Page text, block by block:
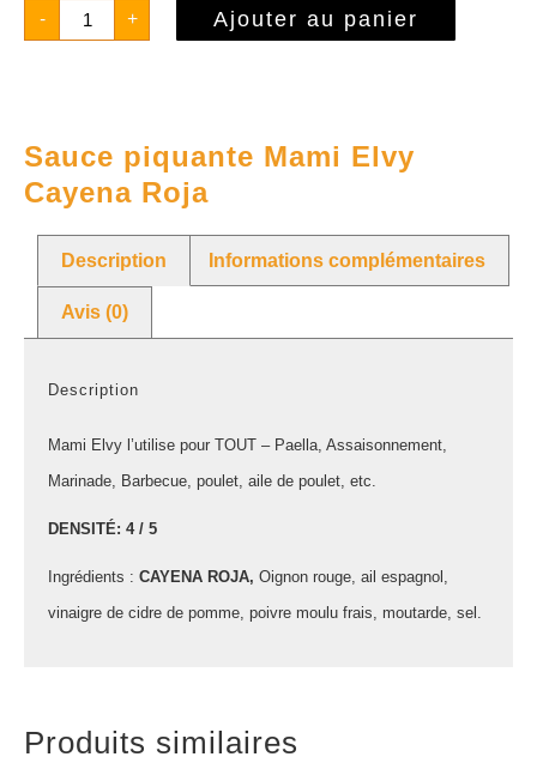
- + Ajouter au panier
Produits similaires
Sauce piquante Mami Elvy
Cayena Roja
Description Informations complémentaires
Avis (0)
Description
Mami Elvy l’utilise pour TOUT – Paella, Assaisonnement,
Marinade, Barbecue, poulet, aile de poulet, etc.
DENSITÉ: 4 / 5
Ingrédients : CAYENA ROJA, Oignon rouge, ail espagnol,
vinaigre de cidre de pomme, poivre moulu frais, moutarde, sel.